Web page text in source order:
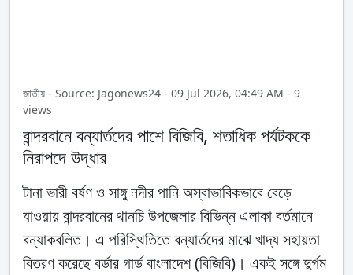
জাতীয় - Source: Jagonews24 - 09 Jul 2026, 04:49 AM - 9
views
বান্দরবানে বন্যার্তদের পাশে বিজিবি, শতাধিক পর্যটককে
নিরাপদে উদ্ধার
টানা ভারী বর্ষণ ও সাঙ্গু নদীর পানি অস্বাভাবিকভাবে বেড়ে
যাওয়ায় বান্দরবানের থানচি উপজেলার বিভিন্ন এলাকা বর্তমানে
বন্যাকবলিত। এ পরিস্থিতিতে বন্যার্তদের মাঝে খাদ্য সহায়তা
বিতরণ করেছে বর্ডার গার্ড বাংলাদেশ (বিজিবি)। একই সঙ্গে দুর্গম